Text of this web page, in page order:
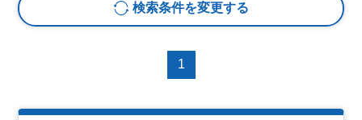
検索条件を変更する
1